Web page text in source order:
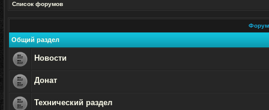
Список форумов
Общий раздел
непрочитанных
сообщений
Новости
непрочитанных
сообщений
Донат
Технический раздел